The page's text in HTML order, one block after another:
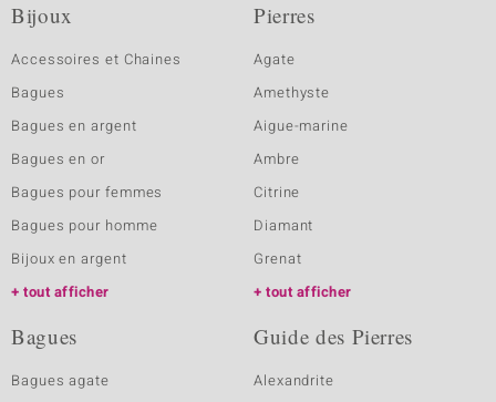
Bijoux
Accessoires et Chaines
Bagues
Bagues en argent
Bagues en or
Bagues pour femmes
Bagues pour homme
Bijoux en argent
tout afficher
Pierres
Agate
Amethyste
Aigue-marine
Ambre
Citrine
Diamant
Grenat
tout afficher
Bagues
Bagues agate
Guide des Pierres
Alexandrite